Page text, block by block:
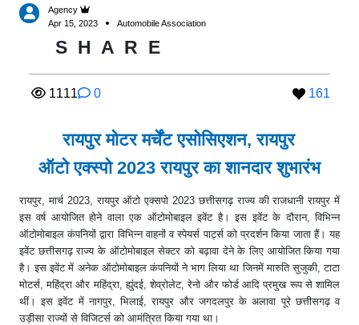
Agency
Apr 15, 2023
Automobile Association
S H A R E
1111 0 161
रायपुर मोटर मर्चेंट एसोसिएशन, रायपुर
ऑटो एक्स्पो 2023 रायपुर का शानदार शुभारंभ
रायपुर, मार्च 2023, रायपुर ऑटो एक्सपो 2023 छत्तीसगढ़ राज्य की राजधानी रायपुर में
इस वर्ष आयोजित होने वाला एक ऑटोमोबाइल इवेंट है। इस इवेंट के दौरान, विभिन्न
ऑटोमोबाइल कंपनियों द्वारा विभिन्न वाहनों व स्पेयर्स पार्ट्स को प्रदर्शन किया जाता हैं। यह
इवेंट छत्तीसगढ़ राज्य के ऑटोमोबाइल सेक्टर को बढ़ावा देने के लिए आयोजित किया गया
है। इस इवेंट में अनेक ऑटोमोबाइल कंपनियों ने भाग लिया था जिनमें मारुति सुजुकी, टाटा
मोटर्स, महिंद्रा और महिंद्रा, ह्युंदई, शेव्रोलेट, रेनो और फोर्ड आदि प्रमुख रूप से शामिल
थीं। इस इवेंट में नागपुर, भिलाई, रायपुर और जगदलपुर के अलावा पूरे छत्तीसगढ़ व
उड़ीसा राज्यों से विजिटर्स को आमंत्रित किया गया था।